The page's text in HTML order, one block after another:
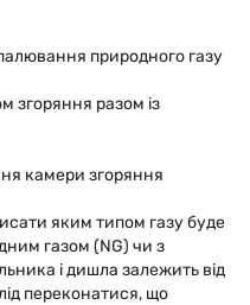
природного газу
згоряння разом із
камери згоряння
яким типом газу буде
газом (NG) чи з
і дишла залежить від
переконатися, що